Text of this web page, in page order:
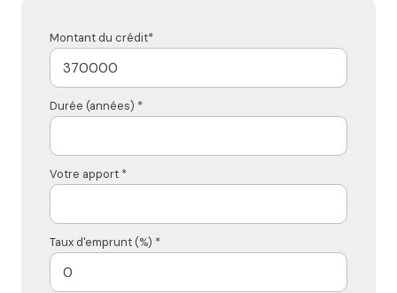
Montant du crédit*
Durée (années) *
Votre apport *
Taux d'emprunt (%) *